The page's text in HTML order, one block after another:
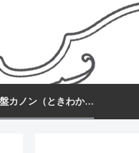
常盤カノン（ときわかのん）